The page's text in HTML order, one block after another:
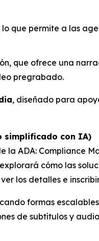
que permite a las
que ofrece una
pregrabado.
, diseñado para
simplificado con IA)
la ADA: Compliance
cómo las
los detalles e
formas
de subtítulos y